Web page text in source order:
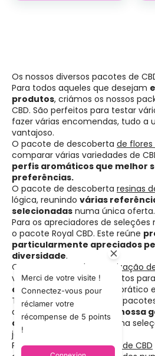
Os nossos diversos pacotes de
Para todos aqueles que desejam
produtos, criámos os nossos
CBD. São perfeitos para testar
fazer várias encomendas, tudo a
vantajoso.
O pacote de descoberta de flores
comparar várias variedades de
perfis aromáticos que melhor
preferências.
O pacote de descoberta resinas
lógica, reunindo várias
selecionadas numa única oferta.
Para os apreciadores de seleções
o pacote Royal CBD. Este reúne
particularmente apreciados
diversidade.
O nosso pacote
de vaporização
vez, descobrir vários produtos para
qualidadenum formato prático
Também disponibilizamos
quem quiser descobrir a nossa
complicações. Temos uma
já preparados.
Por fim, o pacotede óleos de CBD
Merci de votre visite !
Connectez-vous pour
réclamer votre
récompense de 5 points
!